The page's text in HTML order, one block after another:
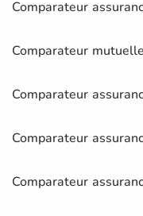
Comparateur
Comparateur mutuelle
Comparateur
Comparateur
Comparateur